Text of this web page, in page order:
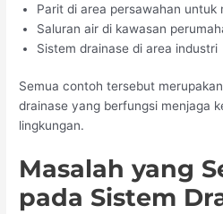
Parit di area persawahan untuk
Saluran air di kawasan
Sistem drainase di area industri
Semua contoh tersebut
drainase yang berfungsi menjaga
lingkungan.
Masalah yang
pada Sistem